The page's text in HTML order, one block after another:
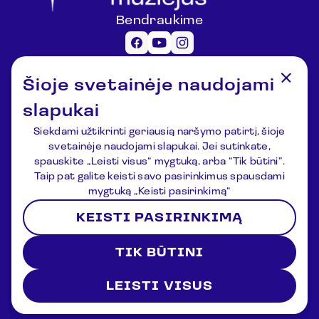
Šioje svetainėje naudojami
slapukai
Siekdami užtikrinti geriausią naršymo patirtį, šioje
svetainėje naudojami slapukai. Jei sutinkate,
spauskite „Leisti visus“ mygtuką, arba “Tik būtini”.
Taip pat galite keisti savo pasirinkimus spausdami
mygtuką „Keisti pasirinkimą“
KEISTI PASIRINKIMĄ
TIK BŪTINI
LEISTI VISUS
Bendraukime
registracija@lemuziejus.lt
info@etnokosmomuziejus.lt
+370 3 834 5424
Adresas
Kulionių k., Žvaigždžių g. 10, Čiulėnų
P./d. Nr.44, LT-33354, Molėtai
2026 © Lithuanian Ethnocosmology Museum. All rights
reserved
RegistracijaNaujienosApie muziejųKontaktai
Sąlygos ir nuostatosPrivatumo politika